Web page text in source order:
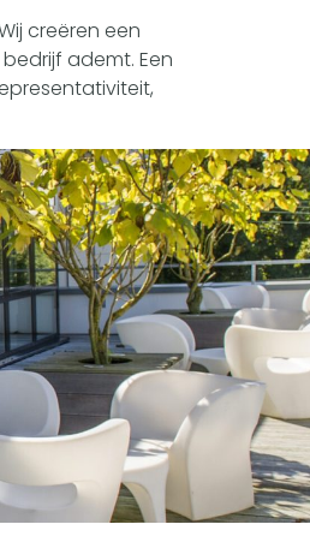
creëren een
ademt. Een